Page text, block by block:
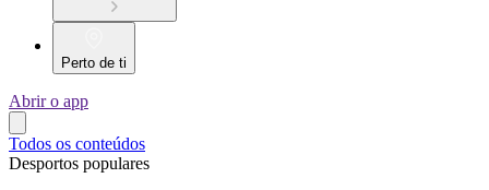
Perto de ti
Abrir o app
Todos os conteúdos
Desportos populares